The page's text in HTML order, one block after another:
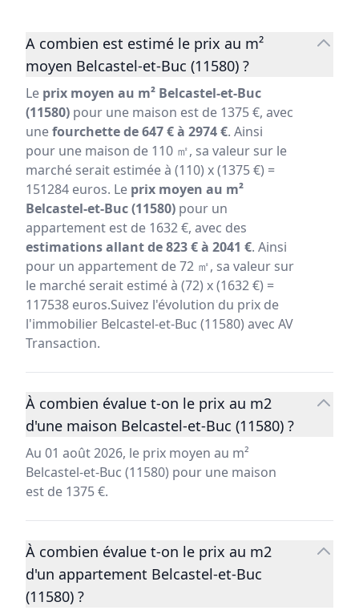
A combien est estimé le prix au m²
moyen Belcastel-et-Buc (11580) ?
Le prix moyen au m² Belcastel-et-Buc
(11580) pour une maison est de 1375 €, avec
unefourchette de 647 € à 2974 €. Ainsi
pour une maison de 110 ㎡, sa valeur sur le
marché serait estimée à (110) x (1375 €) =
151284 euros. Le prix moyen au m²
Belcastel-et-Buc (11580) pour un
appartement est de 1632 €, avec des
estimations allant de 823 € à 2041 €. Ainsi
pour un appartement de 72 ㎡, sa valeur sur
le marché serait estimé à (72) x (1632 €) =
117538 euros.Suivez l'évolution du prix de
l'immobilier Belcastel-et-Buc (11580) avec AV
Transaction.
À combien évalue t-on le prix au m2
d'une maison Belcastel-et-Buc (11580) ?
Au 01 août 2026, le prix moyen au m²
Belcastel-et-Buc (11580) pour une maison
est de 1375 €.
À combien évalue t-on le prix au m2
d'un appartement Belcastel-et-Buc
(11580) ?